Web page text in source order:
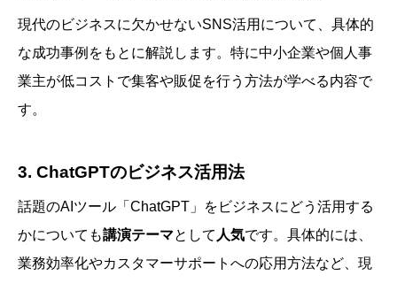
現代のビジネスに欠かせないSNS活用について、具体的
な成功事例をもとに解説します。特に中小企業や個人事
業主が低コストで集客や販促を行う方法が学べる内容で
す。
3. ChatGPTのビジネス活用法
話題のAIツール「ChatGPT」をビジネスにどう活用する
かについても講演テーマとして 人気です。具体的には、
業務効率化やカスタマーサポートへの応用方法など、現